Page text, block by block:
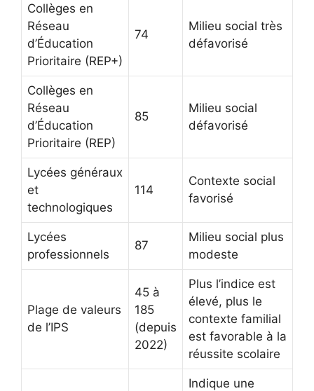
Collèges en
Réseau
d’Éducation
Prioritaire (REP+)
74
Milieu social très
défavorisé
Collèges en
Réseau
d’Éducation
Prioritaire (REP)
85
Milieu social
défavorisé
Lycées généraux
et
technologiques
114
Contexte social
favorisé
Lycées
professionnels
87
Milieu social plus
modeste
Plage de valeurs
de l’IPS
45 à
185
(depuis
2022)
Plus l’indice est
élevé, plus le
contexte familial
est favorable à la
réussite scolaire
Indique une